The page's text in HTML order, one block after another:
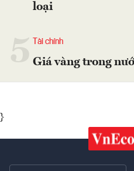
loại
Tài chính
Giá vàng trong
}